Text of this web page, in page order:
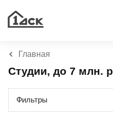
Главная
Студии, до 7 млн.
Фильтры